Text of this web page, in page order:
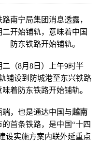
南宁局集团消息透露，
开始铺轨，意味着中国
防东铁路开始铺轨。
（8月8日）上午9时半
铺设到防城港至东兴铁路
着防东铁路开始铺轨。
，也是通达中国与越南
首条铁路，是中国“十四
设实施方案内联外延重点